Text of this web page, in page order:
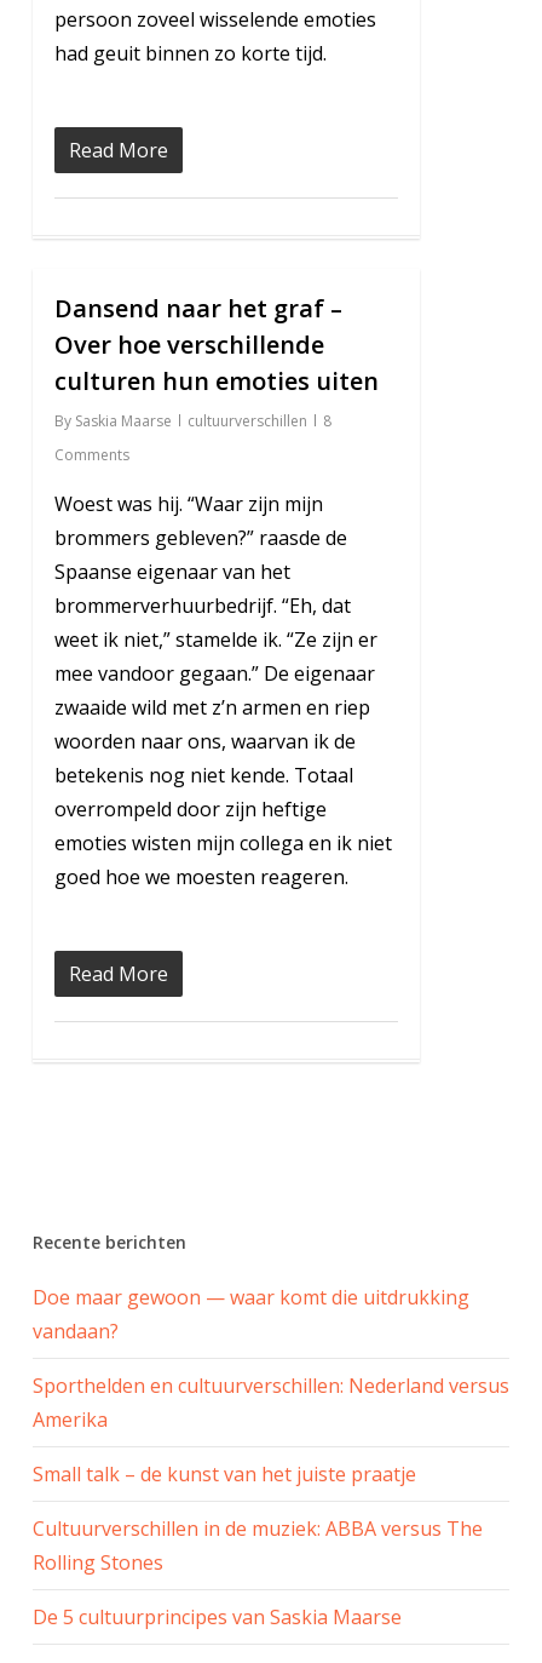
persoon zoveel wisselende emoties
had geuit binnen zo korte tijd.
Read More
Dansend naar het graf –
Over hoe verschillende
culturen hun emoties uiten
By Saskia Maarse cultuurverschillen
8
Comments
Woest was hij. “Waar zijn mijn
brommers gebleven?” raasde de
Spaanse eigenaar van het
brommerverhuurbedrijf. “Eh, dat
weet ik niet,” stamelde ik. “Ze zijn er
mee vandoor gegaan.” De eigenaar
zwaaide wild met z’n armen en riep
woorden naar ons, waarvan ik de
betekenis nog niet kende. Totaal
overrompeld door zijn heftige
emoties wisten mijn collega en ik niet
goed hoe we moesten reageren.
Read More
5
Recente berichten
Doe maar gewoon — waar komt die uitdrukking
vandaan?
Sporthelden en cultuurverschillen: Nederland versus
Amerika
Small talk – de kunst van het juiste praatje
Cultuurverschillen in de muziek: ABBA versus The
Rolling Stones
De 5 cultuurprincipes van Saskia Maarse